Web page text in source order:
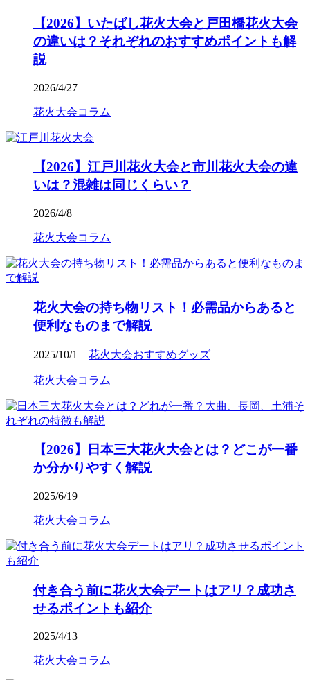
【2026】いたばし花火大会と戸田橋花火大会
の違いは？それぞれのおすすめポイントも解
説
2026/4/27
花火大会コラム
【2026】江戸川花火大会と市川花火大会の違
いは？混雑は同じくらい？
2026/4/8
花火大会コラム
花火大会の持ち物リスト！必需品からあると
便利なものまで解説
2025/10/1 花火大会おすすめグッズ
花火大会コラム
【2026】日本三大花火大会とは？どこが一番
か分かりやすく解説
2025/6/19
花火大会コラム
付き合う前に花火大会デートはアリ？成功さ
せるポイントも紹介
2025/4/13
花火大会コラム